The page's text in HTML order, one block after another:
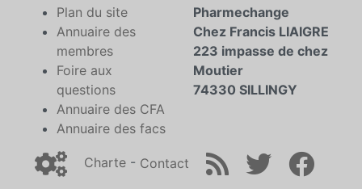
Plan du site
Annuaire des
membres
Foire aux
questions
Annuaire des CFA
Annuaire des facs
Pharmechange
Chez Francis LIAIGRE
223 impasse de chez
Moutier
74330 SILLINGY
Charte - Contact